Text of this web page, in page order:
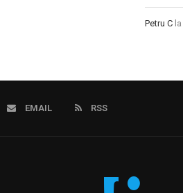
Petru C la
EMAIL RSS